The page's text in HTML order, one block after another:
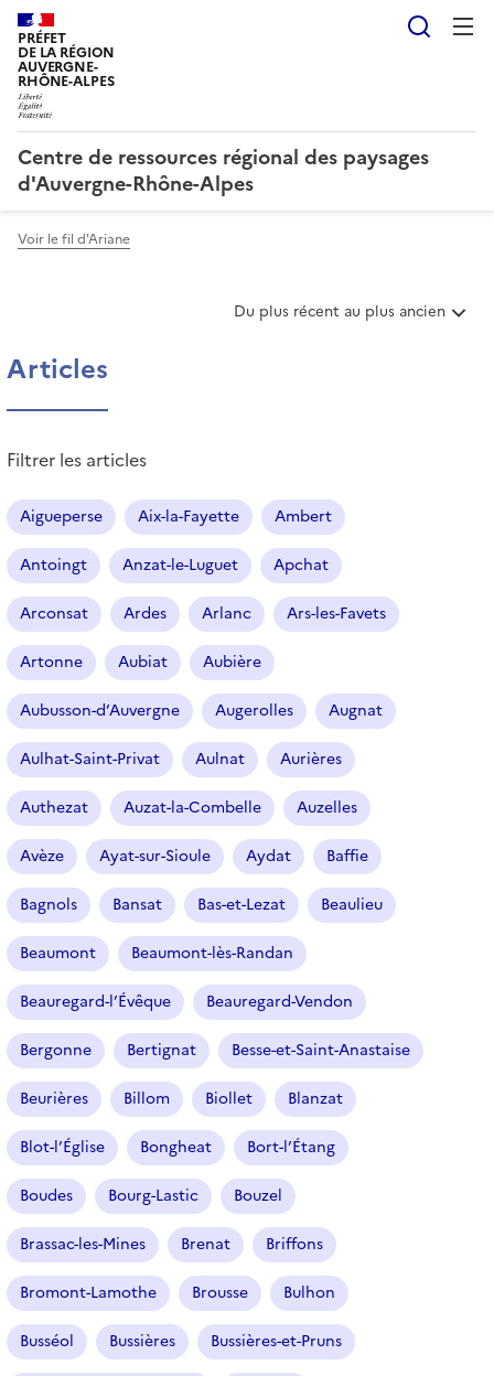
PRÉFET
DE LA RÉGION
AUVERGNE-
RHÔNE-ALPES
Centre de ressources régional des paysages
d'Auvergne-Rhône-Alpes
Voir le fil d'Ariane
T
t
i
c
l
e
s
Du plus récent au plus ancien
Articles
Filtrer les articles
Aigueperse Aix-la-Fayette Ambert
Antoingt Anzat-le-Luguet Apchat
Arconsat Ardes Arlanc Ars-les-Favets
Artonne Aubiat Aubière
Aubusson-d’Auvergne Augerolles Augnat
Aulhat-Saint-Privat Aulnat Aurières
Authezat Auzat-la-Combelle Auzelles
Avèze Ayat-sur-Sioule Aydat Baffie
Bagnols Bansat Bas-et-Lezat Beaulieu
Beaumont Beaumont-lès-Randan
Beauregard-l’Évêque Beauregard-Vendon
Bergonne Bertignat Besse-et-Saint-Anastaise
Beurières Billom Biollet Blanzat
Blot-l’Église Bongheat Bort-l’Étang
Boudes Bourg-Lastic Bouzel
Brassac-les-Mines Brenat Briffons
Bromont-Lamothe Brousse Bulhon
Busséol Bussières Bussières-et-Pruns